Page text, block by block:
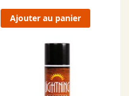
Ajouter au panier